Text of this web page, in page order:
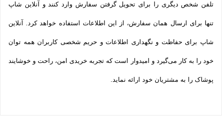
تلفن شخص دیگری را برای تحویل گرفتن سفارش وارد کنند و آنلاین شاپ
تنها برای ارسال همان سفارش، از این اطلاعات استفاده خواهد کرد. آنلاین
شاپ برای حفاظت و نگهداری اطلاعات و حریم شخصی کاربران همه­ توان
خود را به کار می‌گیرد و امیدوار است که تجربه‌ خریدی امن، راحت و خوشایند
پوشاک را به مشتریان خود ارائه نماید.